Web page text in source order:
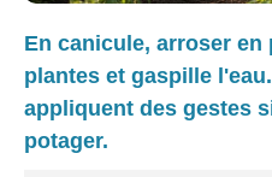
En canicule, arroser
plantes et gaspille
appliquent des gestes
potager.